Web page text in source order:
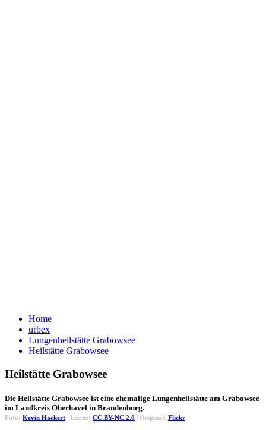
Home
urbex
Lungenheilstätte Grabowsee
Heilstätte Grabowsee
Heilstätte Grabowsee
Die Heilstätte Grabowsee ist eine ehemalige Lungenheilstätte am Grabowsee
im Landkreis Oberhavel in Brandenburg.
Foto: Kevin Hackert | Lizenz: CC BY-NC 2.0 | Original: Flickr